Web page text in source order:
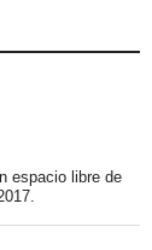
espacio libre de